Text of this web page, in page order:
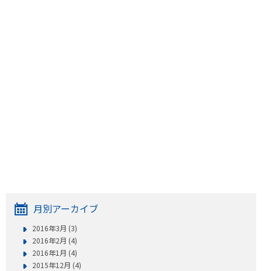
月別アーカイブ
2016年3月 (3)
2016年2月 (4)
2016年1月 (4)
2015年12月 (4)